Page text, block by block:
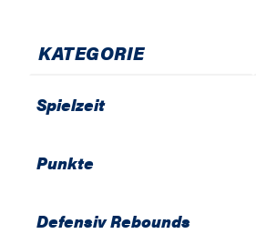
KATEGORIE
Spielzeit
Punkte
Defensiv Rebounds